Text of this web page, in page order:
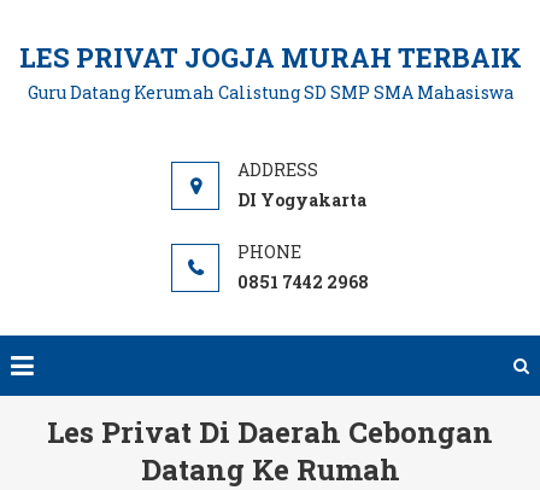
content
LES PRIVAT JOGJA MURAH TERBAIK
Guru Datang Kerumah Calistung SD SMP SMA Mahasiswa
DI Yogyakarta
0851 7442 2968
Les Privat Di Daerah Cebongan
Datang Ke Rumah